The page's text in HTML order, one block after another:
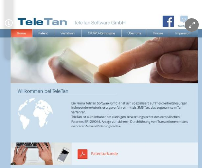
Copyright-Hinweis öffnen/schließen